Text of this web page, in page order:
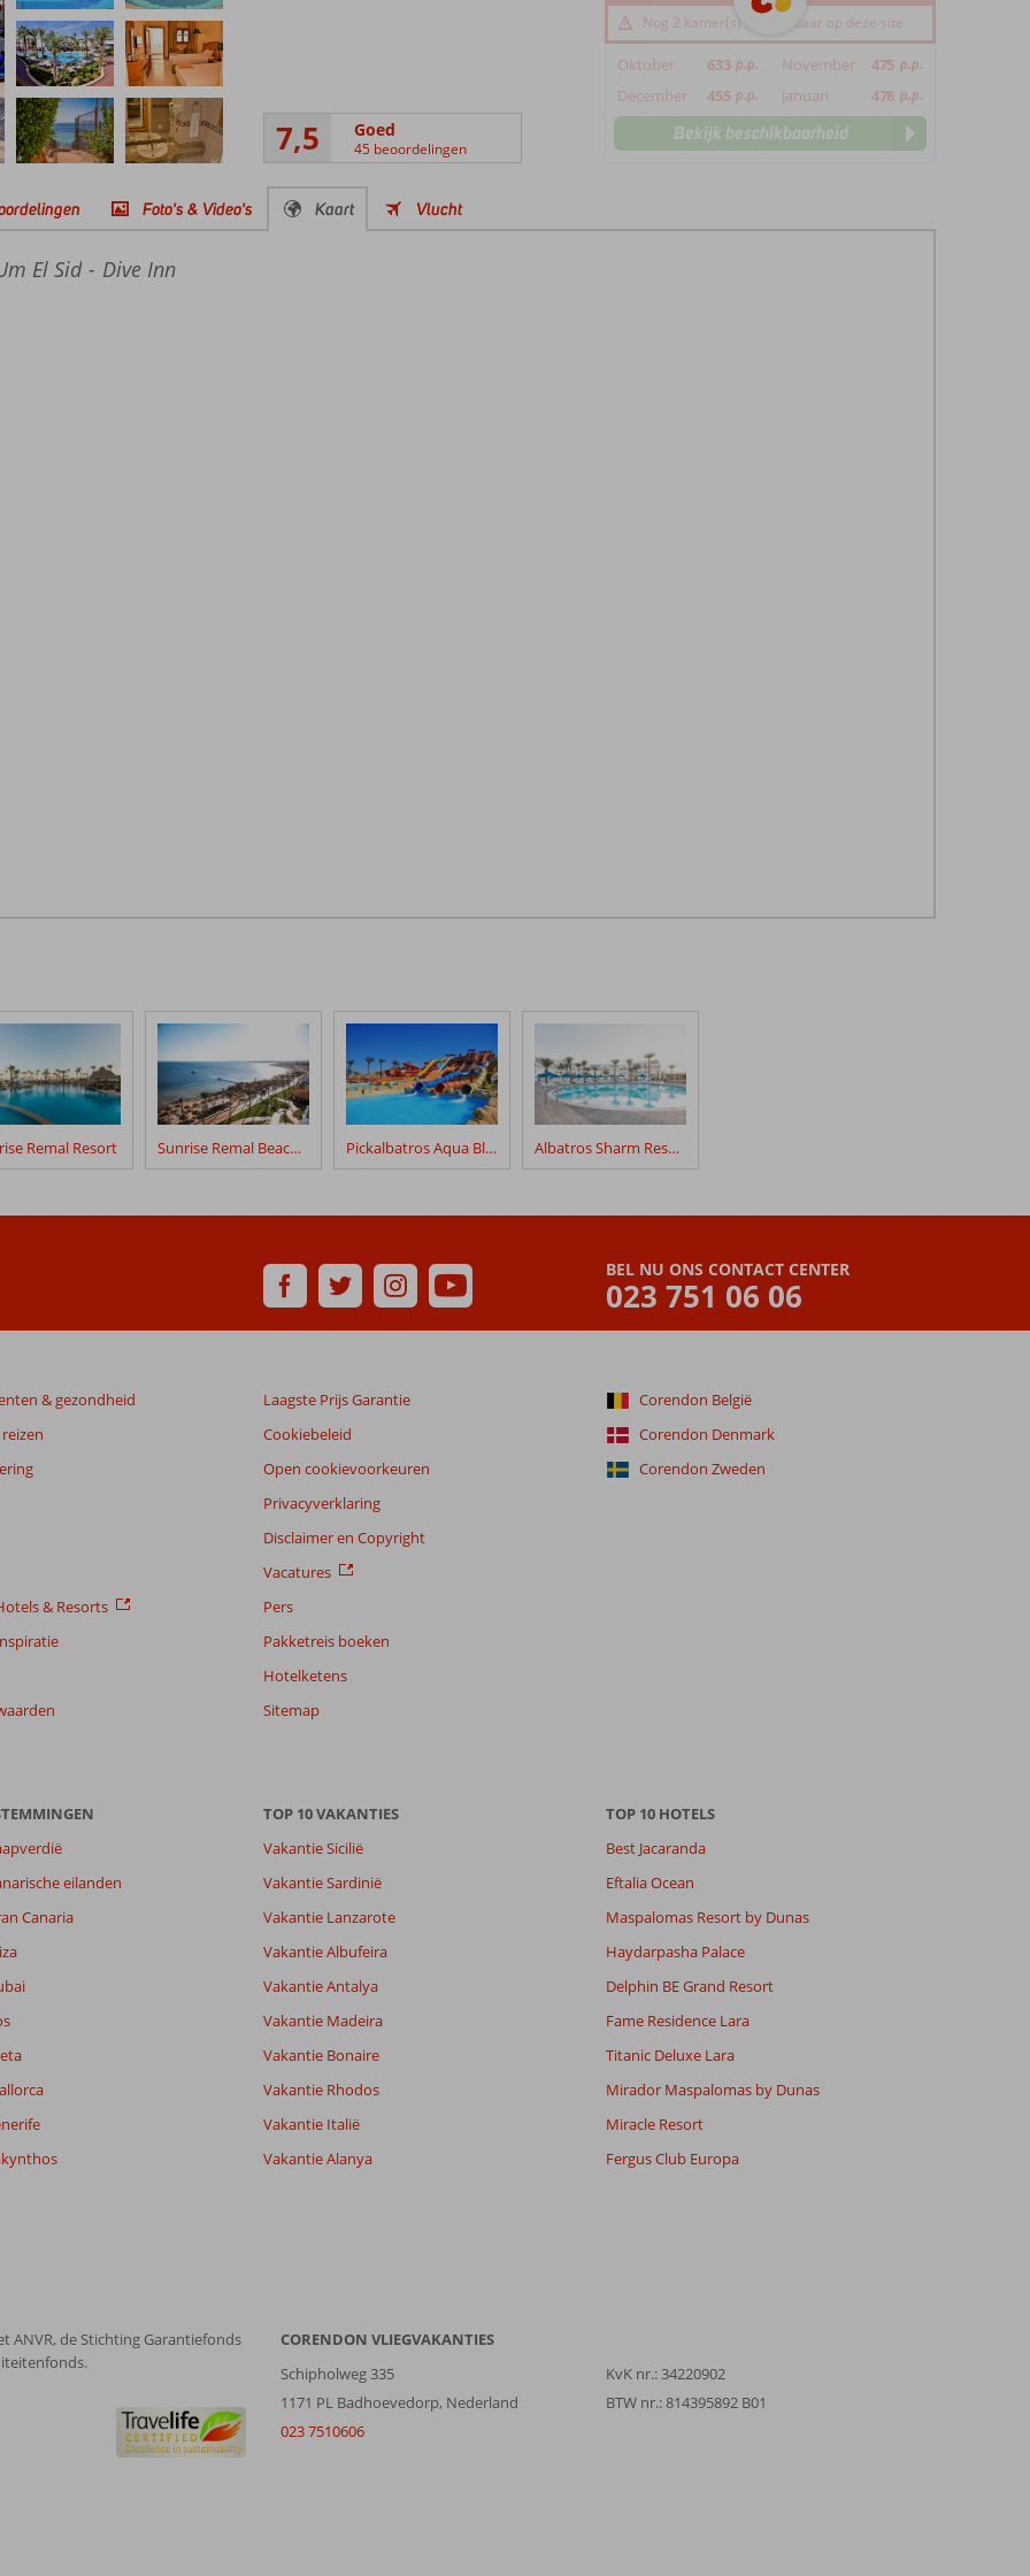
7,5 Goed
45 beoordelingen
Nog 2 kamer(s) beschikbaar op deze site
Oktober 633 p.p. November 475 p.p.
December 455 p.p. Januari 478 p.p.
Bekijk beschikbaarheid
Foto's & Video's Kaart Vlucht
El Sid Dive Inn
6,8
6,0
Filter reisgezelschap
Alle
Sorteren op
datum (nieuw > oud)
Remal Resort Sunrise Remal Beach Resort Pickalbatros Aqua Blu Resort Albatros Sharm Resort
BEL NU ONS CONTACT CENTER
023 751 06 06
& gezondheid
& Resorts
Laagste Prijs Garantie
Cookiebeleid
Open cookievoorkeuren
Privacyverklaring
Disclaimer en Copyright
Vacatures
Pers
Pakketreis boeken
Hotelketens
Sitemap
Corendon België
Corendon Denmark
Corendon Zweden
eilanden
Canaria
TOP 10 VAKANTIES
Vakantie Sicilië
Vakantie Sardinië
Vakantie Lanzarote
Vakantie Albufeira
Vakantie Antalya
Vakantie Madeira
Vakantie Bonaire
Vakantie Rhodos
Vakantie Italië
Vakantie Alanya
TOP 10 HOTELS
Best Jacaranda
Eftalia Ocean
Maspalomas Resort by Dunas
Haydarpasha Palace
Delphin BE Grand Resort
Fame Residence Lara
Titanic Deluxe Lara
Mirador Maspalomas by Dunas
Miracle Resort
Fergus Club Europa
ANVR, de Stichting Garantiefonds
CORENDON VLIEGVAKANTIES
Schipholweg 335
1171 PL Badhoevedorp, Nederland
023 7510606
KvK nr.: 34220902
BTW nr.: 814395892 B01